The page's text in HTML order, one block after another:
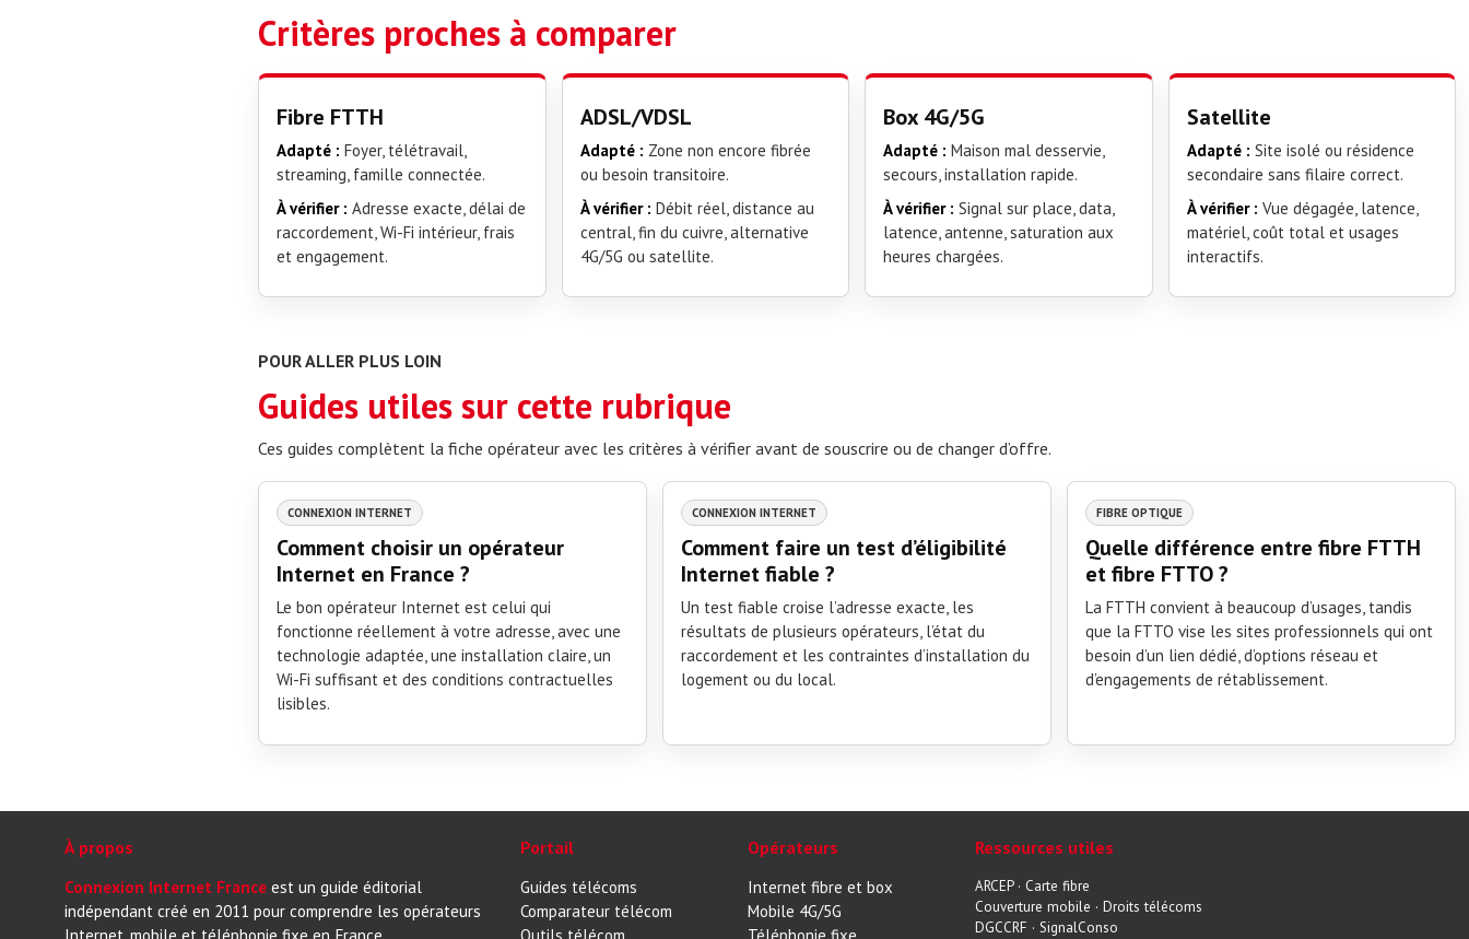
Critères proches à comparer
Fibre FTTH
Adapté : Foyer, télétravail,
streaming, famille connectée.
À vérifier : Adresse exacte, délai de
raccordement, Wi-Fi intérieur, frais
et engagement.
ADSL/VDSL
Adapté : Zone non encore fibrée
ou besoin transitoire.
À vérifier : Débit réel, distance au
central, fin du cuivre, alternative
4G/5G ou satellite.
Box 4G/5G
Adapté : Maison mal desservie,
secours, installation rapide.
À vérifier : Signal sur place, data,
latence, antenne, saturation aux
heures chargées.
Satellite
Adapté : Site isolé ou résidence
secondaire sans filaire correct.
À vérifier : Vue dégagée, latence,
matériel, coût total et usages
interactifs.
POUR ALLER PLUS LOIN
Guides utiles sur cette rubrique
Ces guides complètent la fiche opérateur avec les critères à vérifier avant de souscrire ou de changer d’offre.
CONNEXION INTERNET
Comment choisir un opérateur
Internet en France ?
Le bon opérateur Internet est celui qui
fonctionne réellement à votre adresse, avec une
technologie adaptée, une installation claire, un
Wi-Fi suffisant et des conditions contractuelles
lisibles.
CONNEXION INTERNET
Comment faire un test d’éligibilité
Internet fiable ?
Un test fiable croise l’adresse exacte, les
résultats de plusieurs opérateurs, l’état du
raccordement et les contraintes d’installation du
logement ou du local.
FIBRE OPTIQUE
Quelle différence entre fibre FTTH
et fibre FTTO ?
La FTTH convient à beaucoup d’usages, tandis
que la FTTO vise les sites professionnels qui ont
besoin d’un lien dédié, d’options réseau et
d’engagements de rétablissement.
À propos
Connexion Internet France est un guide éditorial
indépendant créé en 2011 pour comprendre les opérateurs
Portail
Guides télécoms
Comparateur télécom
Opérateurs
Internet fibre et box
Mobile 4G/5G
Ressources utiles
ARCEP· Carte fibre
Couverture mobile ·Droits télécoms
DGCCRF ·SignalConso